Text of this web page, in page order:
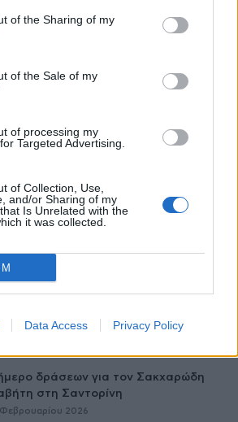
of the Sharing of my
of the Sale of my
of processing my
Targeted Advertising.
of Collection, Use,
and/or Sharing of my
Is Unrelated with the
it was collected.
Data Access Privacy Policy
2026
– Νέοι ασφάλτινοι αγώνες
Λειψούς οι Κινητές Ιατρικές
που πρωταγωνίστησε το
2026
Αράχωβα το 7ο Σχολείο της
δράσεων για τον Σακχαρώδη
στη Σαντορίνη
2026